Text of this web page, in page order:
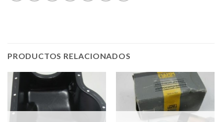
PRODUCTOS RELACIONADOS